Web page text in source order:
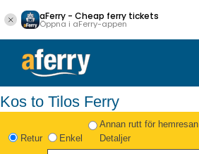
aFerry - Cheap ferry tickets
Öppna i aFerry-appen
Kos to Tilos Ferry
Retur Enkel
Annan rutt för hemresan
Detaljer